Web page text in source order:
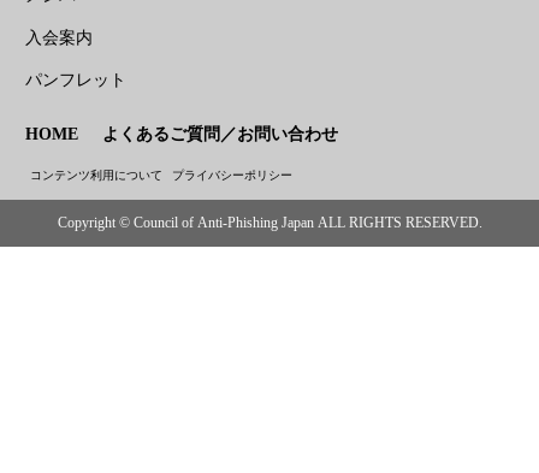
入会案内
パンフレット
HOME よくあるご質問／お問い合わせ
コンテンツ利用について プライバシーポリシー
Copyright © Council of Anti-Phishing Japan ALL RIGHTS RESERVED.